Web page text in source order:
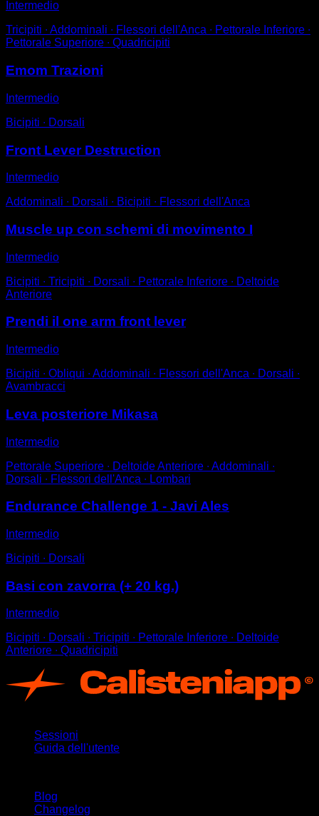
Intermedio
Tricipiti ∙ Addominali ∙ Flessori dell'Anca ∙ Pettorale Inferiore ∙
Pettorale Superiore ∙ Quadricipiti
Emom Trazioni
Intermedio
Bicipiti ∙ Dorsali
Front Lever Destruction
Intermedio
Addominali ∙ Dorsali ∙ Bicipiti ∙ Flessori dell'Anca
Muscle up con schemi di movimento I
Intermedio
Bicipiti ∙ Tricipiti ∙ Dorsali ∙ Pettorale Inferiore ∙ Deltoide
Anteriore
Prendi il one arm front lever
Intermedio
Bicipiti ∙ Obliqui ∙ Addominali ∙ Flessori dell'Anca ∙ Dorsali ∙
Avambracci
Leva posteriore Mikasa
Intermedio
Pettorale Superiore ∙ Deltoide Anteriore ∙ Addominali ∙
Dorsali ∙ Flessori dell'Anca ∙ Lombari
Endurance Challenge 1 - Javi Ales
Intermedio
Bicipiti ∙ Dorsali
Basi con zavorra (+ 20 kg.)
Intermedio
Bicipiti ∙ Dorsali ∙ Tricipiti ∙ Pettorale Inferiore ∙ Deltoide
Anteriore ∙ Quadricipiti
Sessioni
Guida dell'utente
Blog
Changelog